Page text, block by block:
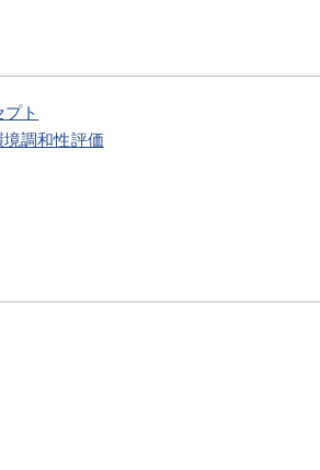
ト
境調和性評価